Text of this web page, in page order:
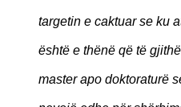
targetin e caktuar se ku
është e thënë që të
master apo doktoraturë